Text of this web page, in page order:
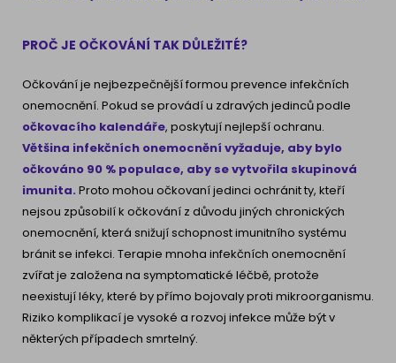
PROČ JE OČKOVÁNÍ TAK DŮLEŽITÉ?
Očkování je nejbezpečnější formou prevence infekčních
onemocnění. Pokud se provádí u zdravých jedinců podle
očkovacího kalendáře, poskytují nejlepší ochranu.
Většina infekčních onemocnění vyžaduje, aby bylo
očkováno 90 % populace, aby se vytvořila skupinová
imunita. Proto mohou očkovaní jedinci ochránit ty, kteří
nejsou způsobilí k očkování z důvodu jiných chronických
onemocnění, která snižují schopnost imunitního systému
bránit se infekci. Terapie mnoha infekčních onemocnění
zvířat je založena na symptomatické léčbě, protože
neexistují léky, které by přímo bojovaly proti mikroorganismu.
Riziko komplikací je vysoké a rozvoj infekce může být v
některých případech smrtelný.